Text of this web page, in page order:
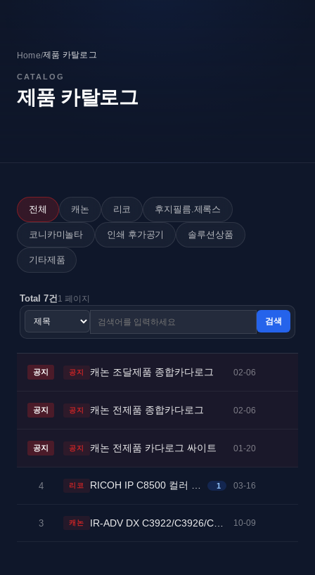
Home/제품 카탈로그
CATALOG
제품 카탈로그
전체 캐논 리코 후지필름.제록스
코니카미놀타 인쇄 후가공기 솔루션상품
기타제품
Total 7건1 페이지
검색
공지 공지 캐논 조달제품 종합카다로그 02-06
공지 공지 캐논 전제품 종합카다로그 02-06
공지 공지 캐논 전제품 카다로그 싸이트 01-20
4 리코 1 03-16
3 캐논 IR-ADV DX C3922/C3926/C3930/C3935 10-09